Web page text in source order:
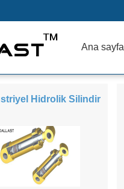
Ana sayfa
Hidrolik Silindir